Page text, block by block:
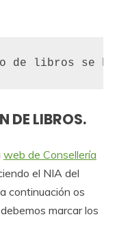
de libros se
DE LIBROS.
web de Consellería
el NIA del
continuación os
marcar los